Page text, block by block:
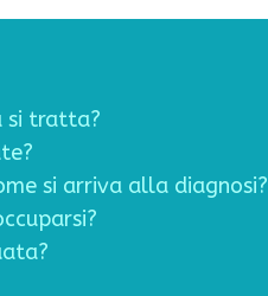
si tratta?
si arriva alla diagnosi?